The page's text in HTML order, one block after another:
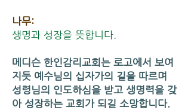
나무:
생명과 성장을 뜻합니다.
메디슨 한인감리교회는 로고에서 보여
지듯 예수님의 십자가의 길을 따르며
성령님의 인도하심을 받고 생명력을 갖
아 성장하는 교회가 되길 소망합니다.